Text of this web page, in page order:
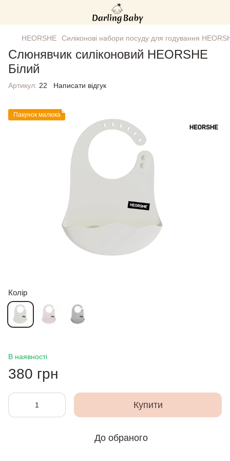
HEORSHE Силіконові набори посуду для годування
Слюнявчик силіконовий HEORSHE
Білий
Артикул: 22 Написати відгук
Пакунок малюка
Колір
В наявності
380 грн
Купити
До обраного